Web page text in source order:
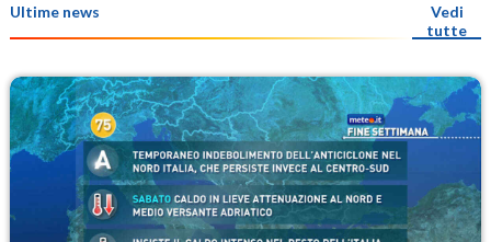
Ultime news
Vedi
tutte